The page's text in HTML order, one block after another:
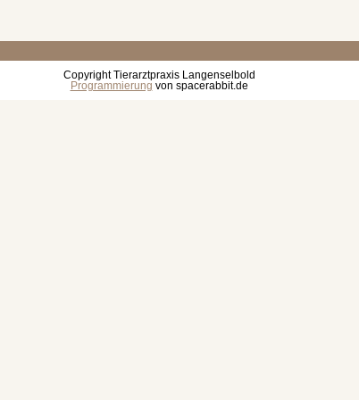
Copyright Tierarztpraxis Langenselbold
Programmierung von spacerabbit.de